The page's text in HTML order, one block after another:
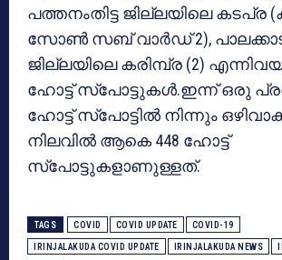
പത്തനംതിട്ട ജില്ലയിലെ കടപ്ര
സോണ്‍ സബ് വാര്‍ഡ് 2),
ജില്ലയിലെ കരിമ്പ്ര (2)
ഹോട്ട് സ്‌പോട്ടുകള്‍.ഇന്ന് ഒരു
ഹോട്ട് സ്‌പോട്ടില്‍ നിന്നും
നിലവില്‍ ആകെ 448 ഹോട്ട്
സ്‌പോട്ടുകളാണുള്ളത്.
TAGS COVID COVID UPDATE COVID-19
IRINJALAKUDA COVID UPDATE IRINJALAKUDA NEWS